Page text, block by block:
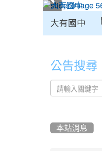
大有國中
公告搜尋
本站消息